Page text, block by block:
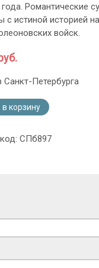
Романтические
с истиной историей
войск.
Санкт-Петербурга
корзину
СПб897